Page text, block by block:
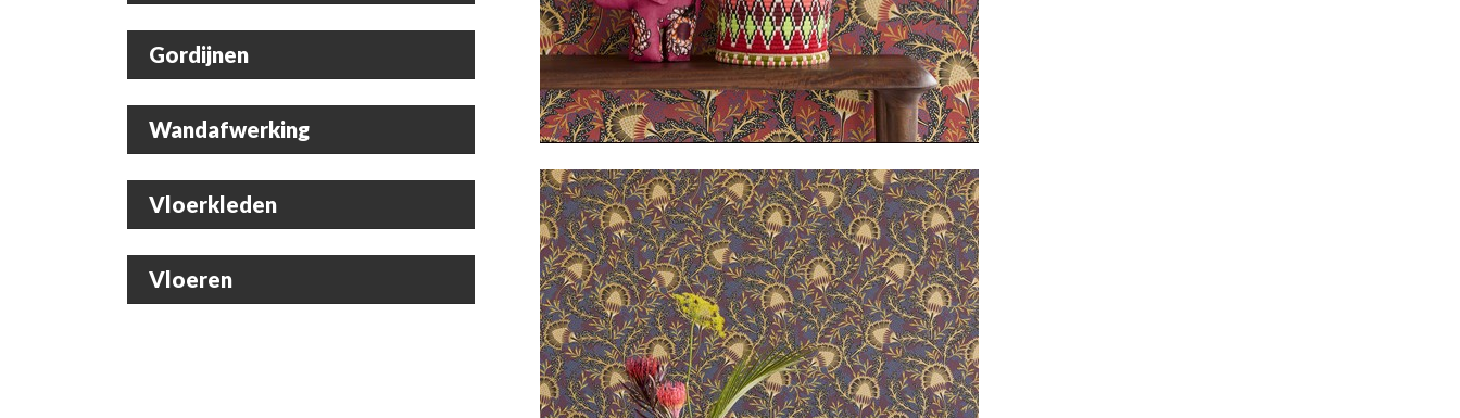
Gordijnen
Wandafwerking
Vloerkleden
Vloeren